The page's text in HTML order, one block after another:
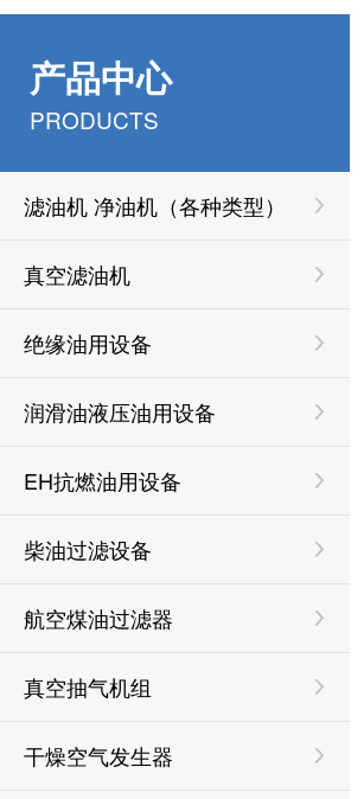
产品中心
PRODUCTS
滤油机 净油机（各种类型）
真空滤油机
绝缘油用设备
润滑油液压油用设备
EH抗燃油用设备
柴油过滤设备
航空煤油过滤器
真空抽气机组
干燥空气发生器